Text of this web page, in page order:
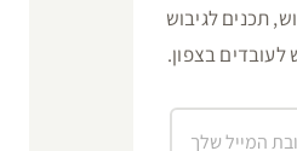
תכנים לגיבוש
לעובדים בצפון.